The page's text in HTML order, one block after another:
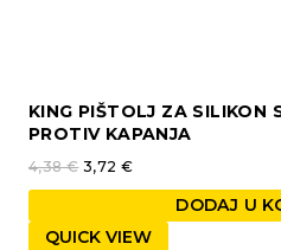
KING PIŠTOLJ ZA SILIKON
PROTIV KAPANJA
4,38€ 3,72 €
DODAJ U
QUICK VIEW